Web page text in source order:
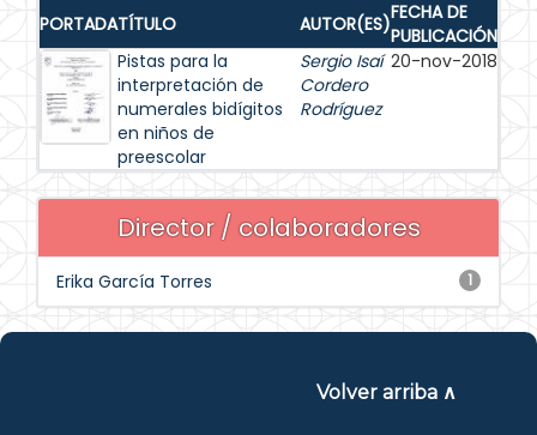
PORTADATÍTULO AUTOR(ES)FECHA DE
PUBLICACIÓN
Pistas para la
interpretación de
numerales bidígitos
en niños de
preescolar
Sergio Isaí
Cordero
Rodríguez
20-nov-2018
Director / colaboradores
1
Erika García Torres
Volver arriba ∧